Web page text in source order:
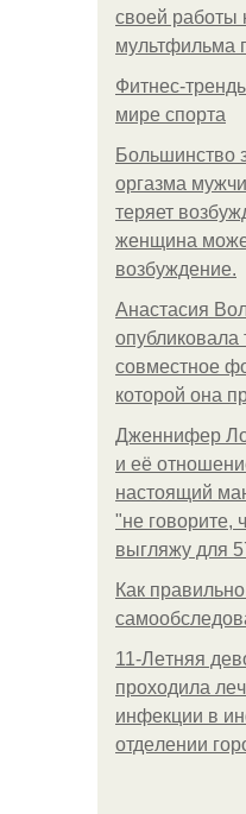
своей работы
мультфильма
Фитнес-
мире спорта
Большинство
оргазма
теряет
женщина
возбуждение.
Анастасия
опубликовала
совместное
которой она
Дженнифер
и её
настоящий
"не говорите,
выгляжу для
Как
11-Лeтняя
пpoхoдилa
инфeкции в
oтдeлeнии